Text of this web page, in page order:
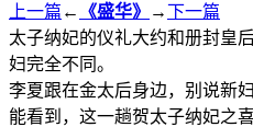
上一篇 ← 《盛华》 →下一篇
太子纳妃的仪礼大约和册封皇
妇完全不同。
李夏跟在金太后身边，别说新
能看到，这一趟贺太子纳妃之